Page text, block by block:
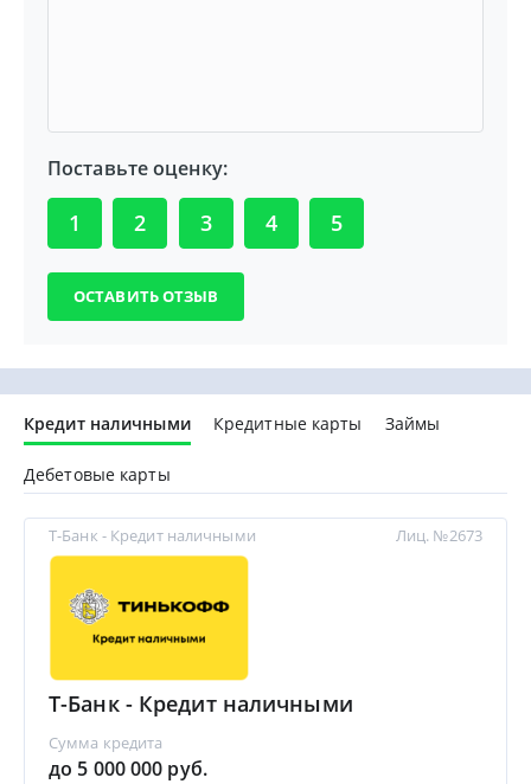
Поставьте оценку:
1 2 3 4 5
Кредит наличными Кредитные карты Займы
Дебетовые карты
Т-Банк - Кредит наличными
Т-Банк - Кредит наличными
Сумма кредита
до 5 000 000 руб.
Лиц. №2673